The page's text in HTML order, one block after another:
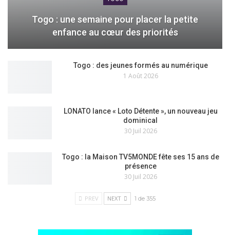
Togo : une semaine pour placer la petite
enfance au cœur des priorités
Togo : des jeunes formés au numérique
1 Août 2026
LONATO lance « Loto Détente », un nouveau jeu
dominical
30 Juil 2026
Togo : la Maison TV5MONDE fête ses 15 ans de
présence
30 Juil 2026
PREV NEXT 1 de 355